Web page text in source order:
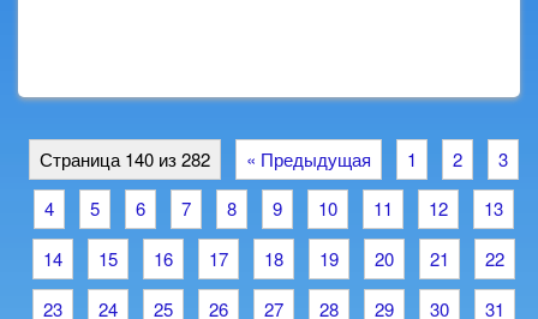
Страница 140 из 282 « Предыдущая 1 2
3
4
5 6 7 8 9 10 11 12
13
14
15 16 17 18 19 20 21
22
23
24 25 26 27 28 29 30
31